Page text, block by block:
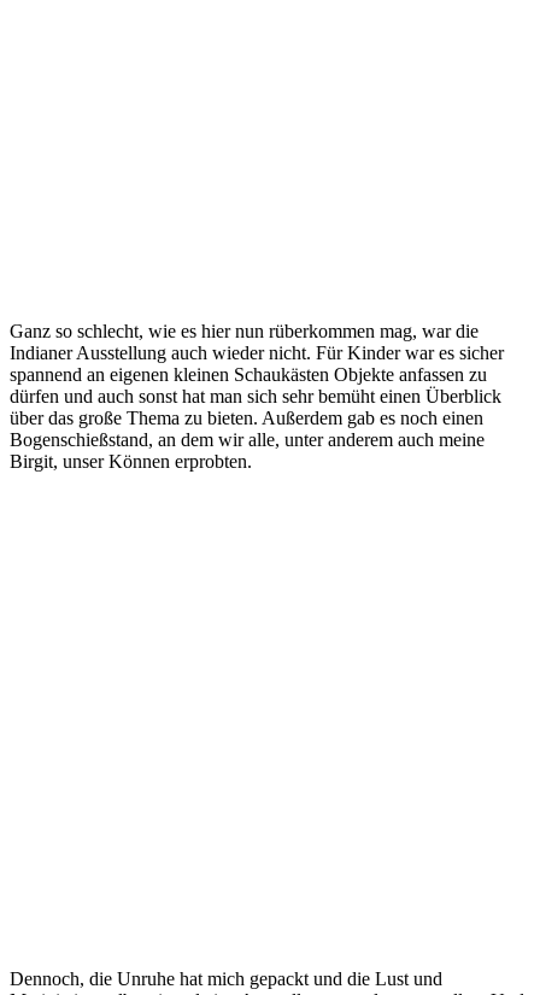
Ganz so schlecht, wie es hier nun rüberkommen mag, war die
Indianer Ausstellung auch wieder nicht. Für Kinder war es sicher
spannend an eigenen kleinen Schaukästen Objekte anfassen zu
dürfen und auch sonst hat man sich sehr bemüht einen Überblick
über das große Thema zu bieten. Außerdem gab es noch einen
Bogenschießstand, an dem wir alle, unter anderem auch meine
Birgit, unser Können erprobten.
Dennoch, die Unruhe hat mich gepackt und die Lust und